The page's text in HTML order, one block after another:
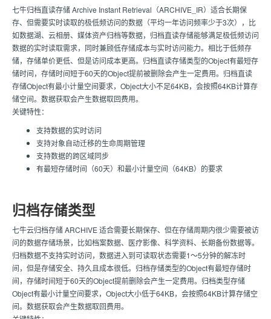
七牛归档直读存储 Archive Instant Retrieval（ARCHIVE_IR）适合长期保
存、但需要实时读取的极低频访问的数据（平均一年访问频率少于3次），比
如数据湖、云相册、媒体资产归档等数据，归档直读存储能够满足极低频访问
数据的实时读取需求，同时兼顾低存储成本与实时访问能力。相比于低频存
储，存储单价更低、但是访问成本更高。归档直读存储类型的Object有最短存
储时间，存储时间短于60天的Object提前被删除会产生一定费用。归档直读
存储Object有最小计量空间要求，Object大小不足64KB，会按照64KB计算存
储空间。数据获取会产生数据取回费用。
关键特性：
支持数据的实时访问
支持对象自动迁移的生命周期管理
支持数据的跨区域同步
有最短存储时间（60天）和最小计量空间（64KB）的要求
归档存储类型
七牛云归档存储 ARCHIVE 适合需要长期保存、但在存储周期内很少需要被访
问的数据存储场景，比如档案数据、医疗影像、科学资料、长期备份数据等。
归档数据不支持实时访问，数据进入到可读取状态需要1～5分钟的解冻时
间，但是存储安全、持久且成本很低。归档存储类型的Object有最短存储时
间，存储时间短于60天的Object提前删除会产生一定费用。归档类型存储
Object有最小计量空间要求，Object大小低于64KB，会按照64KB计算存储空
间。数据获取会产生数据取回费用。